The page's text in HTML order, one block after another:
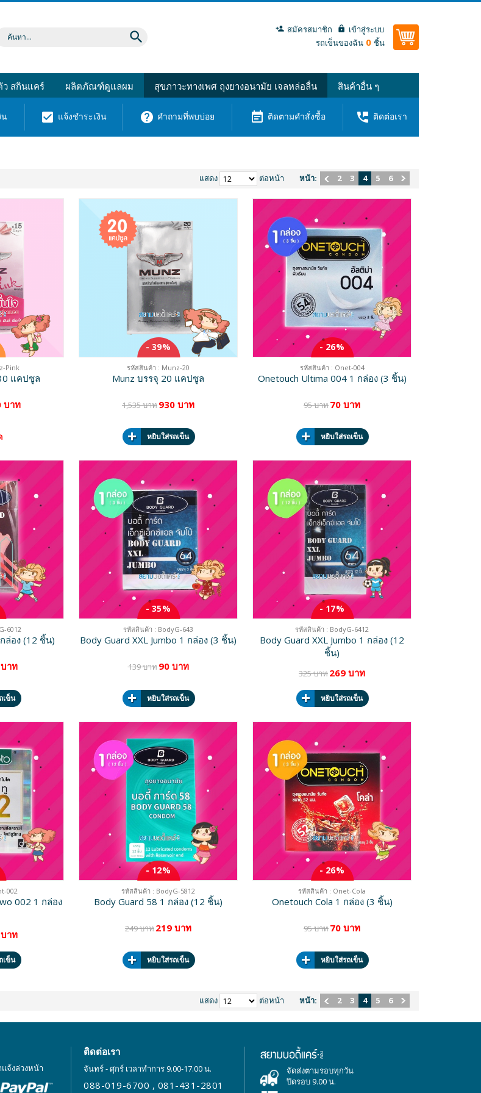
รถเข็นของฉัน 0 ชิ้น
สมัครสมาชิก เข้าสู่ระบบ
search
ว สกินแคร์ ผลิตภัณฑ์ดูแลผม สุขภาวะทางเพศ ถุงยางอนามัย เจลหล่อลื่น สินค้าอื่น ๆ
น check_box แจ้งชำระเงิน help คำถามที่พบบ่อย event_note ติดตามคำสั่งซื้อ perm_phone_msg ติดต่อเรา
หน้า: 2 3 4 5 6
แสดง ต่อหน้า
Pink
แคปซูล
บาท
- 39%
รหัสสินค้า : Munz-20
Munz บรรจุ 20 แคปซูล
1,535 บาท930 บาท
หยิบใส่รถเข็น
- 26%
รหัสสินค้า : Onet-004
Onetouch Ultima 004 1 กล่อง (3 ชิ้น)
95 บาท70 บาท
หยิบใส่รถเข็น
6012
ล่อง (12 ชิ้น)
าท
เข็น
- 35%
รหัสสินค้า : BodyG-643
Body Guard XXL Jumbo 1 กล่อง (3 ชิ้น)
139 บาท90 บาท
หยิบใส่รถเข็น
- 17%
รหัสสินค้า : BodyG-6412
Body Guard XXL Jumbo 1 กล่อง (12
ชิ้น)
325 บาท269 บาท
หยิบใส่รถเข็น
002
002 1 กล่อง
าท
เข็น
- 12%
รหัสสินค้า : BodyG-5812
Body Guard 58 1 กล่อง (12 ชิ้น)
249 บาท219 บาท
หยิบใส่รถเข็น
- 26%
รหัสสินค้า : Onet-Cola
Onetouch Cola 1 กล่อง (3 ชิ้น)
95 บาท70 บาท
หยิบใส่รถเข็น
หน้า: 2 3 4 5 6
แสดง ต่อหน้า
จ้งล่วงหน้า
ติดต่อเรา
จันทร์ - ศุกร์ เวลาทำการ 9.00-17.00 น.
088-019-6700 , 081-431-2801
จัดส่งตามรอบทุกวัน
ปิดรอบ 9.00 น.